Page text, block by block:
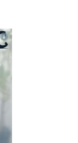
상
세